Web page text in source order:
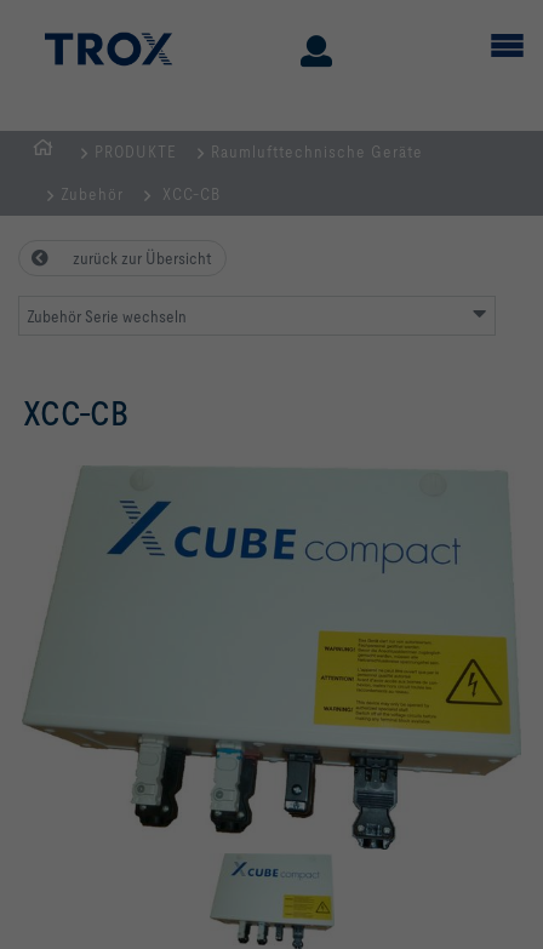
PRODUKTE Raumlufttechnische Geräte
Zubehör XCC-CB
zurück zur Übersicht
Zubehör Serie wechseln
XCC-CB